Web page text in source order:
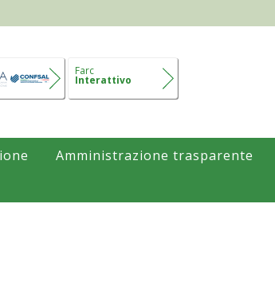
Farc
Interattivo
Amministrazione trasparente